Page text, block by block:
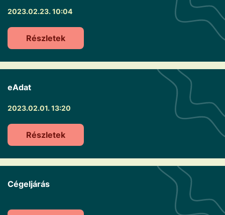
2023.02.23. 10:04
Részletek
eAdat
2023.02.01. 13:20
Részletek
Cégeljárás